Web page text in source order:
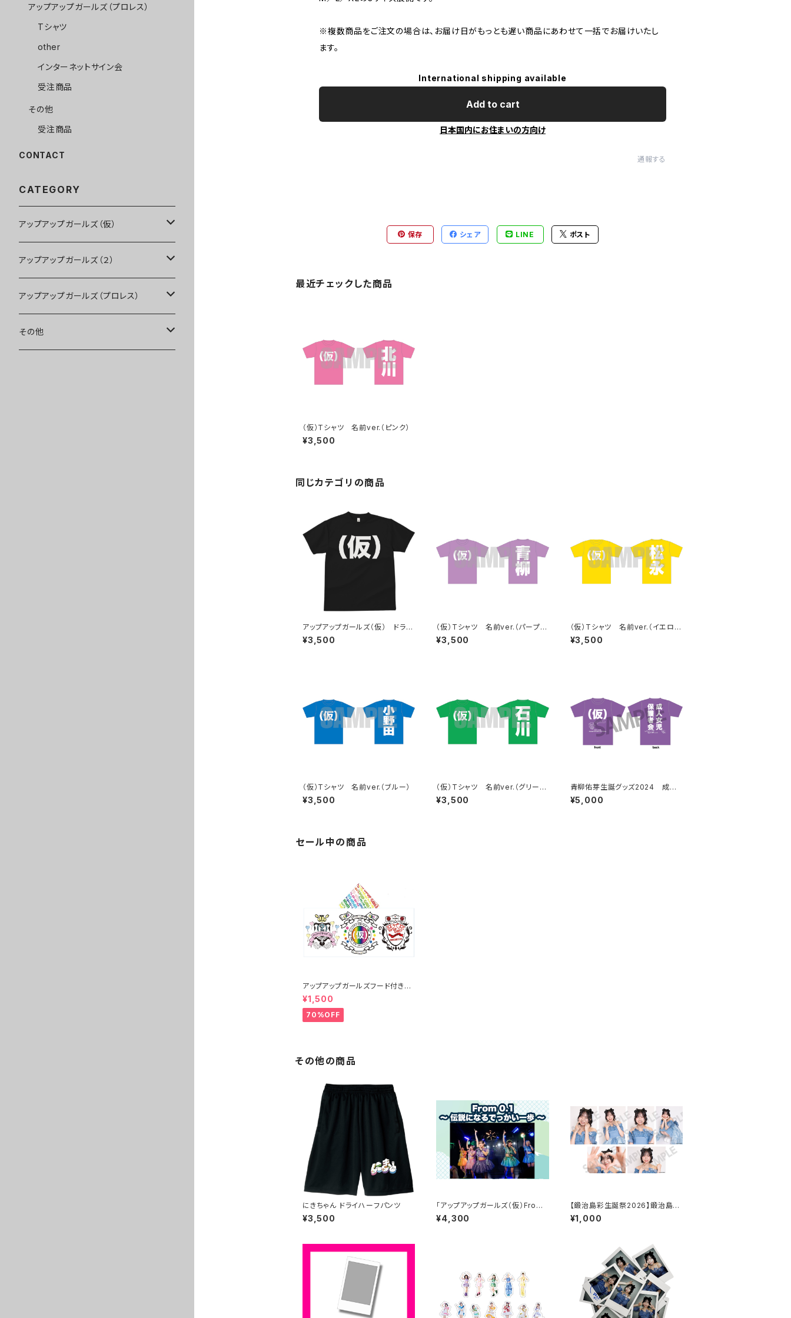
※複数商品をご注文の場合は、お届け日がもっとも遅い商品にあわせて一括でお届けいたし
ます。
International shipping available
Add to cart
日本国内にお住まいの方向け
通報する
保存 シェア LINE ポスト
最近チェックした商品
（仮）Tシャツ 名前ver.（ピンク）
¥3,500
同じカテゴリの商品
アップアップガールズ（仮） ドライ
（仮）Tシャツ
¥3,500
（仮）Tシャツ 名前ver.（パープ
ル）
¥3,500
（仮）Tシャツ 名前ver.（イエロ
ー）
¥3,500
（仮）Tシャツ 名前ver.（ブルー）
¥3,500
（仮）Tシャツ 名前ver.（グリー
ン）
¥3,500
青柳佑芽生誕グッズ2024 成人
女児保護者会Tシャツ2024
¥5,000
セール中の商品
アップアップガールズフード付きタ
オル
¥1,500
70%OFF
その他の商品
にきちゃん ドライハーフパンツ
¥3,500
「アップアップガールズ（仮）From
0.1〜 伝説になるでっかい一歩
〜」サイン入りチケット
¥4,300
【鍛治島彩生誕祭2026】鍛治島生
誕2026 L判ランダム生写真（2枚
入り）
¥1,000
アップアップガールズ（プロレス）
Tシャツ
other
インターネットサイン会
受注商品
その他
受注商品
CONTACT
CATEGORY
アップアップガールズ（仮）
CD・DVD・Blu-ray
Tシャツ
other
アップアップガールズ（２）
Blu-ray
Tシャツ
アップアップガールズ（プロレス）
Tシャツ
その他